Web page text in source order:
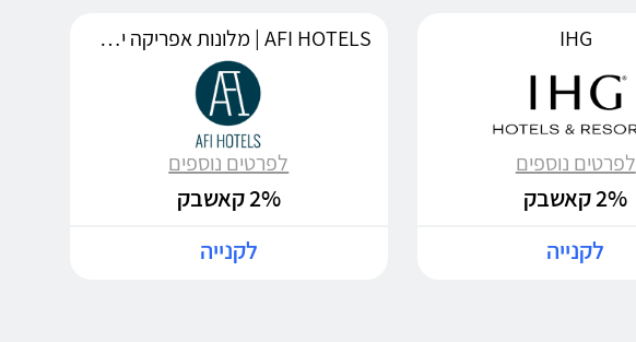
IHG
לפרטים נוספים
2% קאשבק
לקנייה
AFI HOTELS | מלונות אפריקה ישראל
לפרטים נוספים
2% קאשבק
לקנייה